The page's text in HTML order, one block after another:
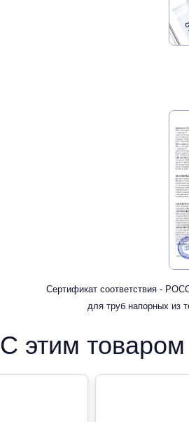
Сертификат соответствия -
для труб напорных из
С этим